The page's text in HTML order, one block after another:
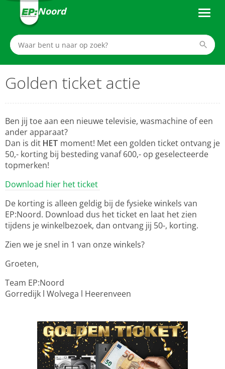
Noord
Golden ticket actie
Ben jij toe aan een nieuwe televisie, wasmachine of een
ander apparaat?
Dan is dit HET moment! Met een golden ticket ontvang je
50,- korting bij besteding vanaf 600,- op geselecteerde
topmerken!
Download hier het ticket
De korting is alleen geldig bij de fysieke winkels van
EP:Noord. Download dus het ticket en laat het zien
tijdens je winkelbezoek, dan ontvang jij 50-, korting.
Zien we je snel in 1 van onze winkels?
Groeten,
Team EP:Noord
Gorredijk l Wolvega l Heerenveen